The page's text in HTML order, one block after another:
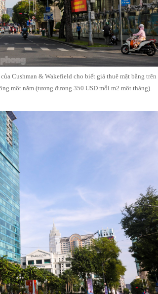
Cushman & Wakefield cho biết giá thuê mặt bằng trên
một năm (tương đương 350 USD mỗi m2 một tháng).